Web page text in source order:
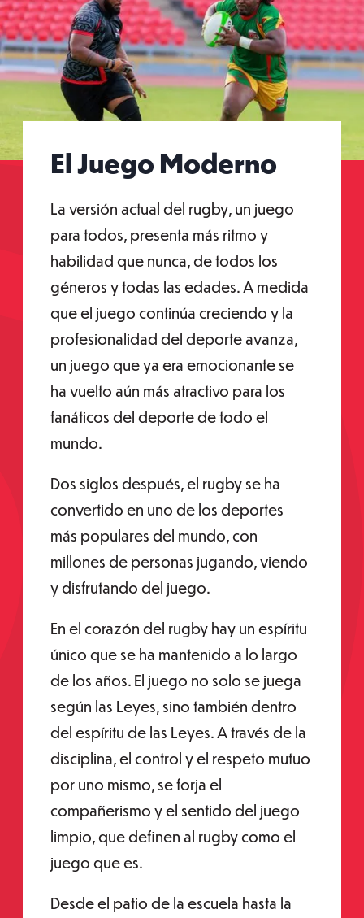
El Juego Moderno
La versión actual del rugby, un juego
para todos, presenta más ritmo y
habilidad que nunca, de todos los
géneros y todas las edades. A medida
que el juego continúa creciendo y la
profesionalidad del deporte avanza,
un juego que ya era emocionante se
ha vuelto aún más atractivo para los
fanáticos del deporte de todo el
mundo.
Dos siglos después, el rugby se ha
convertido en uno de los deportes
más populares del mundo, con
millones de personas jugando, viendo
y disfrutando del juego.
En el corazón del rugby hay un espíritu
único que se ha mantenido a lo largo
de los años. El juego no solo se juega
según las Leyes, sino también dentro
del espíritu de las Leyes. A través de la
disciplina, el control y el respeto mutuo
por uno mismo, se forja el
compañerismo y el sentido del juego
limpio, que definen al rugby como el
juego que es.
Desde el patio de la escuela hasta la